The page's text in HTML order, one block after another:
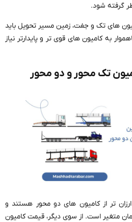
های تک و جفت، زمین مسیر تحویل باید
به کامیون های قوی تر و پایدارتر نیاز
تک محور و دو محور
تر از کامیون های دو محور هستند و
1 تا 4 میلیارد تومان متغیر است. از سوی دیگر، قیمت کامیون